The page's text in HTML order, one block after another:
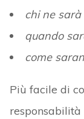
chi ne
quando
come
Più facile di
responsabilità